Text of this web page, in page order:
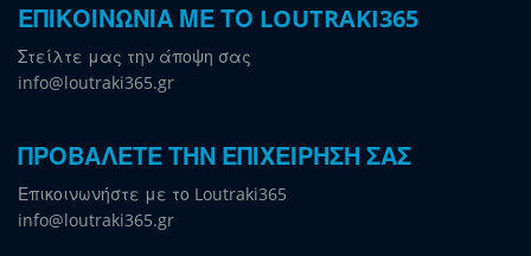
ΕΠΙΚΟΙΝΩΝΙΑ ΜΕ ΤΟ LOUTRAKI365
Στείλτε μας την άποψη σας
info@loutraki365.gr
ΠΡΟΒΑΛΕΤΕ ΤΗΝ ΕΠΙΧΕΙΡΗΣΗ ΣΑΣ
Επικοινωνήστε με το Loutraki365
info@loutraki365.gr